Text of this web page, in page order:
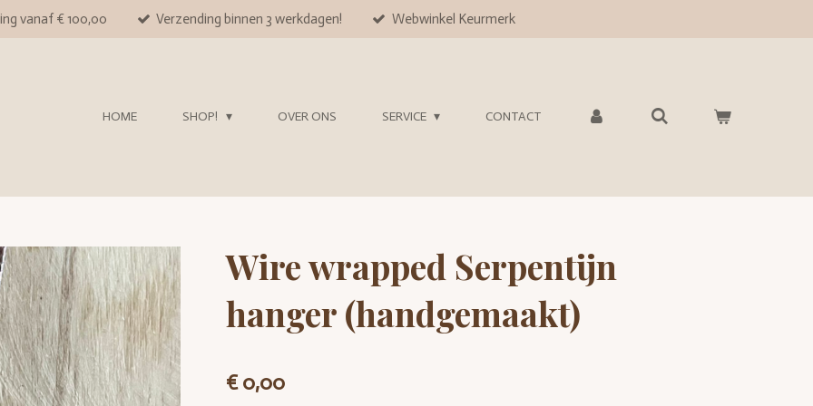
vanaf € 100,00 Verzending binnen 3 werkdagen! Webwinkel Keurmerk
HOME SHOP! OVER ONS SERVICE CONTACT
Wire wrapped Serpentijn
hanger (handgemaakt)
€ 0,00